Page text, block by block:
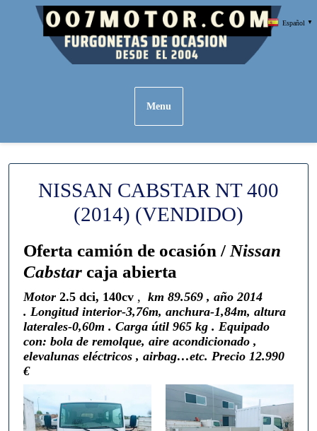
Menu
NISSAN CABSTAR NT 400
(2014) (VENDIDO)
Oferta camión de ocasión / Nissan
Cabstar caja abierta
Motor 2.5 dci, 140cv , km 89.569 , año 2014
. Longitud interior-3,76m, anchura-1,84m, altura
laterales-0,60m . Carga útil 965 kg . Equipado
con: bola de remolque, aire acondicionado ,
elevalunas eléctricos , airbag…etc. Precio 12.990
€
Español ▼